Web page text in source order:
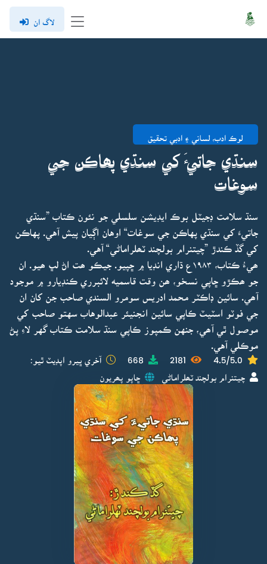
لاگ ان
لوڪ ادب، لساني ۽ ادبي تحقيق
سنڌي جاتيءَ کي سنڌي پھاڪن جي
سوغات
سنڌ سلامت ڊجيٽل بوڪ ايڊيشن سلسلي جو نئون ڪتاب ”سنڌي
جاتيءَ کي سنڌي پهاڪن جي سوغات“ اوهان اڳيان پيش آهي. پهاڪن
کي گڏ ڪندڙ ”چيتنرام بولچند ٽھلراماڻي“ آهي.
ھيءُ ڪتاب، ۱۹۸۳ع ڌاري انڊيا ۾ ڇپيو. جيڪو ھت اڻ لڀ ھيو. ان
جو ھڪڙو ڇاپي نسخو، ھن وقت قاسميه لائبرري ڪنڊيارو ۾ موجود
آھي. سائين ڊاڪٽر محمد ادريس سومرو السندي صاحب جن کان ان
جي فوٽو اسٽيٽ ڪاپي سائين انجنيئر عبدالوهاب سهتو صاحب کي
موصول ٿي آھي، جنهن ڪمپوز ڪاپي سنڌ سلامت ڪتاب گهر لاءِ پڻ
موڪلي آهي.
4.5/5.0
2181
668 آخري ڀيرو اپڊيٽ ٿيو:
چيتنرام بولچند ٽھلراماڻي ڇاپو پھريون